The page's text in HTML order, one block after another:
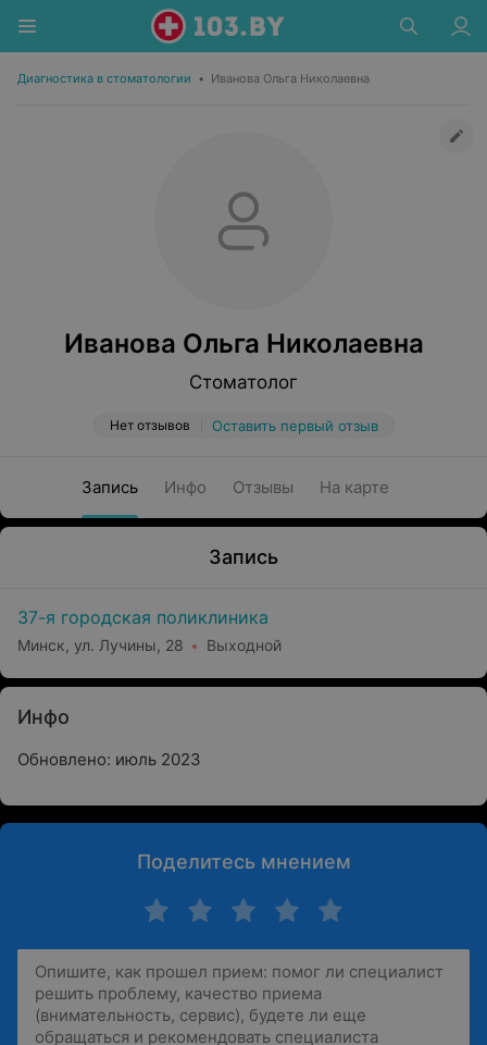
Диагностика в стоматологии • Иванова Ольга Николаевна
Иванова Ольга Николаевна
Стоматолог
Нет отзывов Оставить первый отзыв
Запись Инфо Отзывы На карте
Запись
37-я городская поликлиника
Минск, ул. Лучины, 28 Выходной
Инфо
Обновлено: июль 2023
Поделитесь мнением